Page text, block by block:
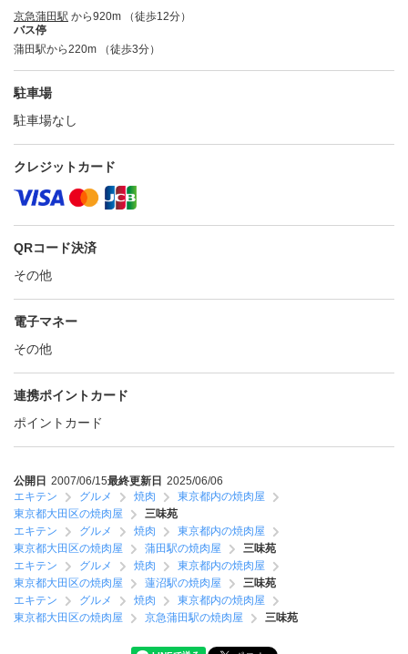
京急蒲田駅 から920m （徒歩12分）
バス停
蒲田駅から220m （徒歩3分）
駐車場
駐車場なし
クレジットカード
QRコード決済
その他
電子マネー
その他
連携ポイントカード
ポイントカード
公開日 2007/06/15最終更新日 2025/06/06
エキテン
グルメ 焼肉
東京都内の焼肉屋
東京都大田区の焼肉屋
三味苑
エキテン
グルメ 焼肉
東京都内の焼肉屋
東京都大田区の焼肉屋
蒲田駅の焼肉屋
三味苑
エキテン
グルメ 焼肉
東京都内の焼肉屋
東京都大田区の焼肉屋
蓮沼駅の焼肉屋
三味苑
エキテン
グルメ 焼肉
東京都内の焼肉屋
東京都大田区の焼肉屋
京急蒲田駅の焼肉屋 三味苑